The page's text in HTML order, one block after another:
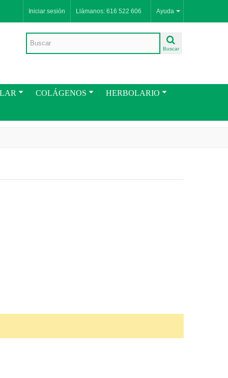
Ayuda
Llámanos: 616 522 606
Iniciar sesión
Buscar
COLÁGENOS HERBOLARIO